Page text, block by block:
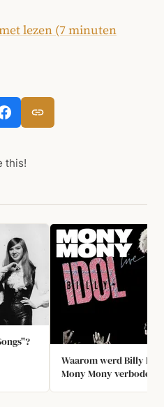
lezen (7 minuten
this!
Waarom werd Billy
Mony Mony verboden